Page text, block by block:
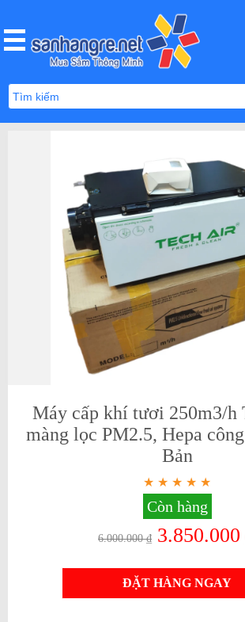
Máy cấp khí tươi 250m3/h
màng lọc PM2.5, Hepa
Bản
Còn hàng
6.000.000 ₫ 3.850.000
ĐẶT HÀNG NGAY